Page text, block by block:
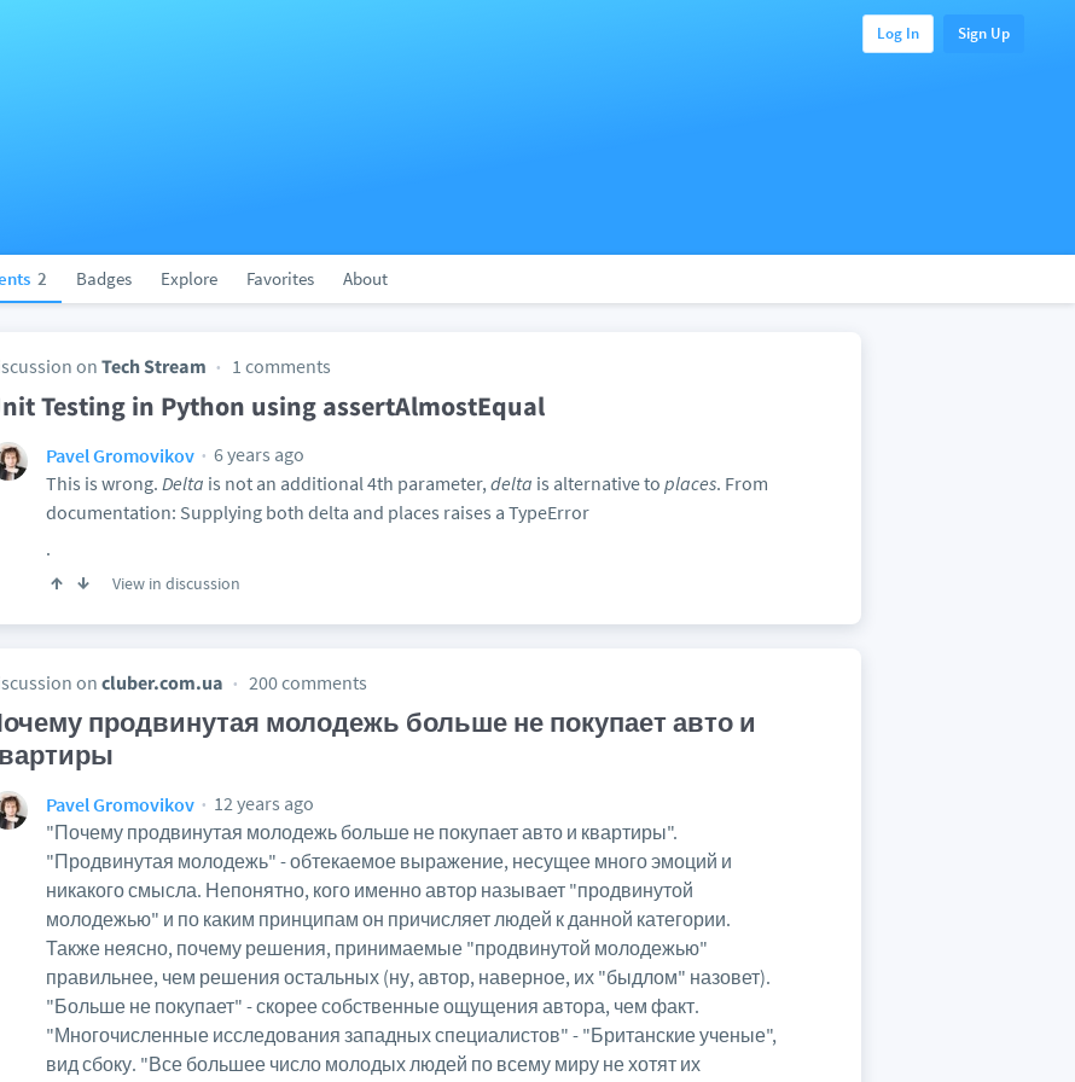
Log In Sign Up
2 Badges Explore Favorites About
onTech Stream 1 comments
Testing in Python using assertAlmostEqual
Pavel Gromovikov
6 years ago
This is wrong. Delta is not an additional 4th parameter,delta is alternative to places. From
documentation: Supplying both delta and places raises a TypeError
.
View in discussion
oncluber.com.ua 200 comments
продвинутая молодежь больше не покупает авто и
Pavel Gromovikov
12 years ago
"Почему продвинутая молодежь больше не покупает авто и квартиры".
"Продвинутая молодежь" - обтекаемое выражение, несущее много эмоций и
никакого смысла. Непонятно, кого именно автор называет "продвинутой
молодежью" и по каким принципам он причисляет людей к данной категории.
Также неясно, почему решения, принимаемые "продвинутой молодежью"
правильнее, чем решения остальных (ну, автор, наверное, их "быдлом" назовет).
"Больше не покупает" - скорее собственные ощущения автора, чем факт.
"Многочисленные исследования западных специалистов" - "Британские ученые",
вид сбоку. "Все большее число молодых людей по всему миру не хотят их